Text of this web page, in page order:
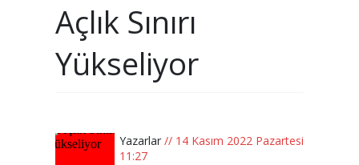
Açlık Sınırı
Yükseliyor
Yazarlar // 14 Kasım 2022 Pazartesi
11:27